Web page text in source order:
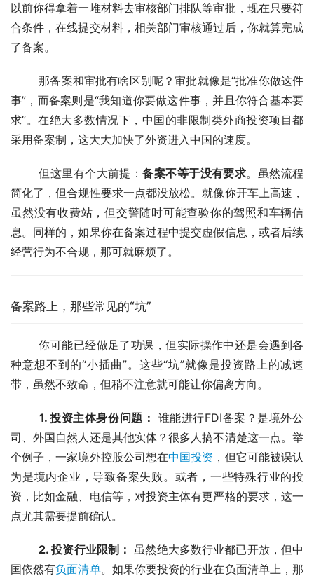
以前你得拿着一堆材料去审核部门排队等审批，现在只要符
合条件，在线提交材料，相关部门审核通过后，你就算完成
了备案。
	那备案和审批有啥区别呢？审批就像是“批准你做这件
事”，而备案则是“我知道你要做这件事，并且你符合基本要
求”。在绝大多数情况下，中国的非限制类外商投资项目都
采用备案制，这大大加快了外资进入中国的速度。
	但这里有个大前提：
备案不等于没有要求。虽然流程
简化了，但合规性要求一点都没放松。就像你开车上高速，
虽然没有收费站，但交警随时可能查验你的驾照和车辆信
息。同样的，如果你在备案过程中提交虚假信息，或者后续
经营行为不合规，那可就麻烦了。
备案路上，那些常见的“坑”
	你可能已经做足了功课，但实际操作中还是会遇到各
种意想不到的“小插曲”。这些“坑”就像是投资路上的减速
带，虽然不致命，但稍不注意就可能让你偏离方向。
1. 投资主体身份问题： 谁能进行FDI备案？是境外公
司、外国自然人还是其他实体？很多人搞不清楚这一点。举
个例子，一家境外控股公司想在中国投资 ，但它可能被误认
为是境内企业，导致备案失败。或者，一些特殊行业的投
资，比如金融、电信等，对投资主体有更严格的要求，这一
点尤其需要提前确认。
2. 投资行业限制： 虽然绝大多数行业都已开放，但中
国依然有负面清单。如果你要投资的行业在负面清单上，那